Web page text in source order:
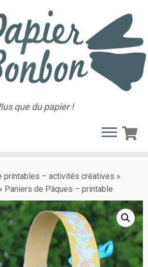
que du papier !
printables – activités créatives »
Paniers de Pâques – printable